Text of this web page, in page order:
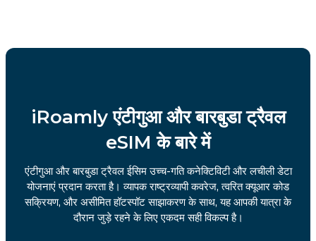
iRoamly एंटीगुआ और बारबुडा ट्रैवल
eSIM के बारे में
एंटीगुआ और बारबुडा ट्रैवल ईसिम उच्च-गति कनेक्टिविटी और लचीली डेटा
योजनाएं प्रदान करता है। व्यापक राष्ट्रव्यापी कवरेज, त्वरित क्यूआर कोड
सक्रियण, और असीमित हॉटस्पॉट साझाकरण के साथ, यह आपकी यात्रा के
दौरान जुड़े रहने के लिए एकदम सही विकल्प है।